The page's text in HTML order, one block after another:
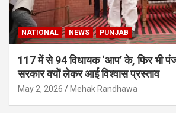
NATIONAL NEWS PUNJAB
117 में से 94 विधायक ‘आप’ के, फिर भी
सरकार क्यों लेकर आई विश्वास प्रस्ताव
May 2, 2026 Mehak Randhawa